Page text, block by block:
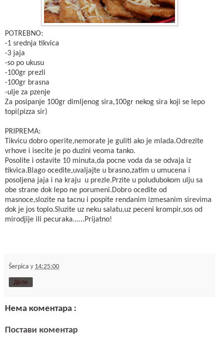
POTREBNO:
-1 srednja tikvica
-3 jaja
-so po ukusu
-100gr prezli
-100gr brasna
-ulje za pzenje
Za posipanje 100gr dimljenog sira,100gr nekog sira koji se lepo
topi(pizza sir)
PRIPREMA:
Tikvicu dobro operite,nemorate je guliti ako je mlada.Odrezite
vrhove i isecite je po duzini veoma tanko.
Posolite i ostavite 10 minuta,da pocne voda da se odvaja iz
tikvica.Blago ocedite,uvaljajte u brasno,zatim u umucena i
posoljena jaja i na kraju u prezle.Przite u poludubokom ulju sa
obe strane dok lepo ne porumeni.Dobro ocedite od
masnoce,slozite na tacnu i pospite rendanim izmesanim sirevima
dok je jos toplo.Sluzite uz neku salatu,uz peceni krompir,sos od
mirodjije ili pecuraka......Prijatno!
Šerpica у 14:25:00
Дели
Нема коментара :
Постави коментар